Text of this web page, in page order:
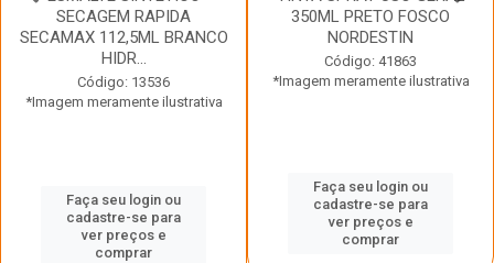
SECAGEM RAPIDA
SECAMAX 112,5ML BRANCO
HIDR...
Código: 13536
*Imagem meramente ilustrativa
Faça seu login ou
cadastre-se para
ver preços e
comprar
350ML PRETO FOSCO
NORDESTIN
Código: 41863
*Imagem meramente ilustrativa
Faça seu login ou
cadastre-se para
ver preços e
comprar